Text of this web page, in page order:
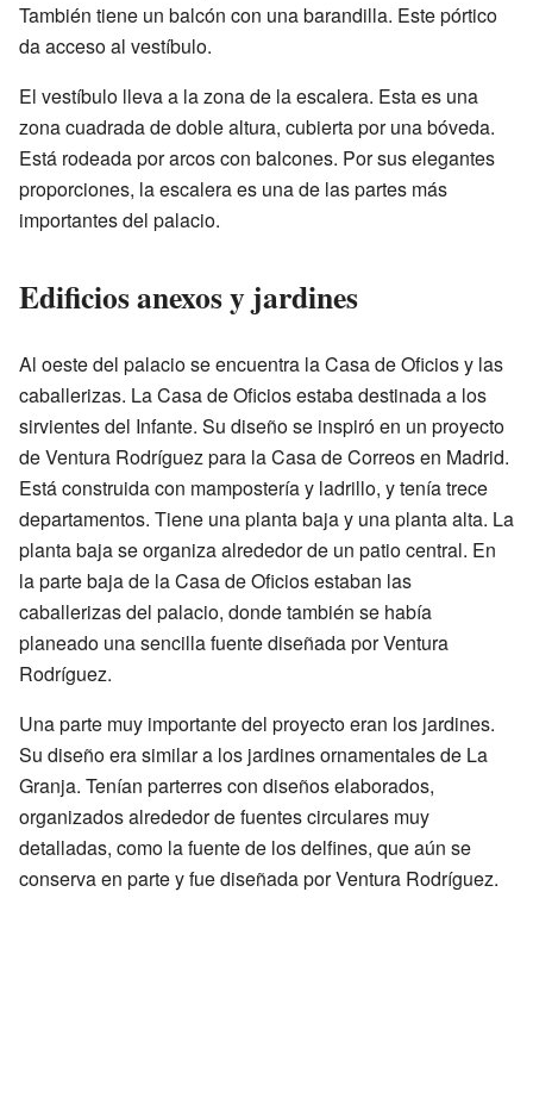
También tiene un balcón con una barandilla. Este pórtico
da acceso al vestíbulo.
El vestíbulo lleva a la zona de la escalera. Esta es una
zona cuadrada de doble altura, cubierta por una bóveda.
Está rodeada por arcos con balcones. Por sus elegantes
proporciones, la escalera es una de las partes más
importantes del palacio.
Edificios anexos y jardines
Al oeste del palacio se encuentra la Casa de Oficios y las
caballerizas. La Casa de Oficios estaba destinada a los
sirvientes del Infante. Su diseño se inspiró en un proyecto
de Ventura Rodríguez para la Casa de Correos en Madrid.
Está construida con mampostería y ladrillo, y tenía trece
departamentos. Tiene una planta baja y una planta alta. La
planta baja se organiza alrededor de un patio central. En
la parte baja de la Casa de Oficios estaban las
caballerizas del palacio, donde también se había
planeado una sencilla fuente diseñada por Ventura
Rodríguez.
Una parte muy importante del proyecto eran los jardines.
Su diseño era similar a los jardines ornamentales de La
Granja. Tenían parterres con diseños elaborados,
organizados alrededor de fuentes circulares muy
detalladas, como la fuente de los delfines, que aún se
conserva en parte y fue diseñada por Ventura Rodríguez.